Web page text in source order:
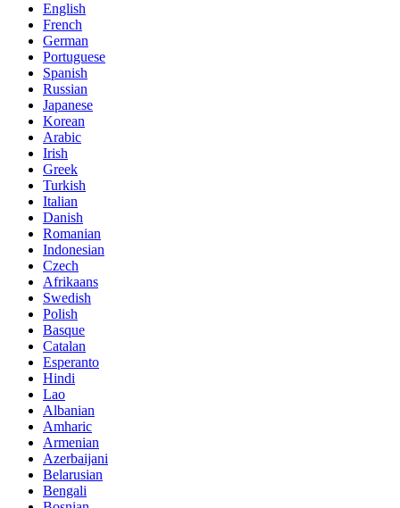
English
French
German
Portuguese
Spanish
Russian
Japanese
Korean
Arabic
Irish
Greek
Turkish
Italian
Danish
Romanian
Indonesian
Czech
Afrikaans
Swedish
Polish
Basque
Catalan
Esperanto
Hindi
Lao
Albanian
Amharic
Armenian
Azerbaijani
Belarusian
Bengali